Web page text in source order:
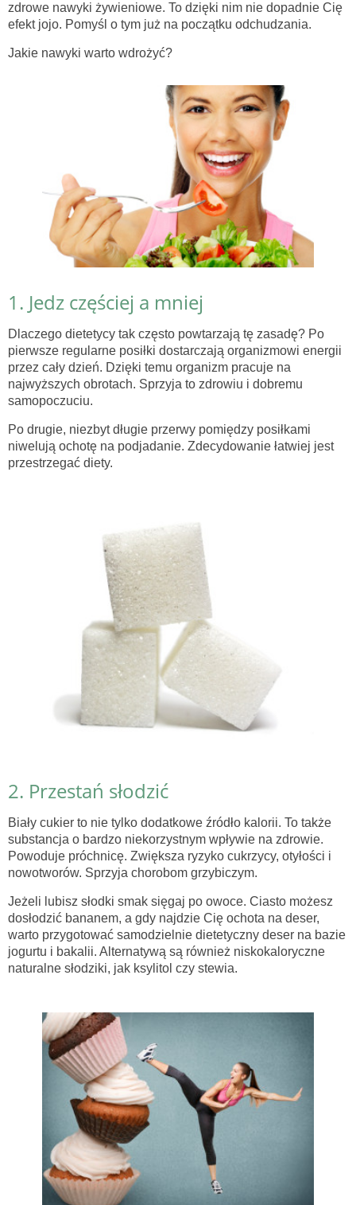
zdrowe nawyki żywieniowe. To dzięki nim nie dopadnie Cię
efekt jojo. Pomyśl o tym już na początku odchudzania.
Jakie nawyki warto wdrożyć?
1. Jedz częściej a mniej
Dlaczego dietetycy tak często powtarzają tę zasadę? Po
pierwsze regularne posiłki dostarczają organizmowi energii
przez cały dzień. Dzięki temu organizm pracuje na
najwyższych obrotach. Sprzyja to zdrowiu i dobremu
samopoczuciu.
Po drugie, niezbyt długie przerwy pomiędzy posiłkami
niwelują ochotę na podjadanie. Zdecydowanie łatwiej jest
przestrzegać diety.
2. Przestań słodzić
Biały cukier to nie tylko dodatkowe źródło kalorii. To także
substancja o bardzo niekorzystnym wpływie na zdrowie.
Powoduje próchnicę. Zwiększa ryzyko cukrzycy, otyłości i
nowotworów. Sprzyja chorobom grzybiczym.
Jeżeli lubisz słodki smak sięgaj po owoce. Ciasto możesz
dosłodzić bananem, a gdy najdzie Cię ochota na deser,
warto przygotować samodzielnie dietetyczny deser na bazie
jogurtu i bakalii. Alternatywą są również niskokaloryczne
naturalne słodziki, jak ksylitol czy stewia.